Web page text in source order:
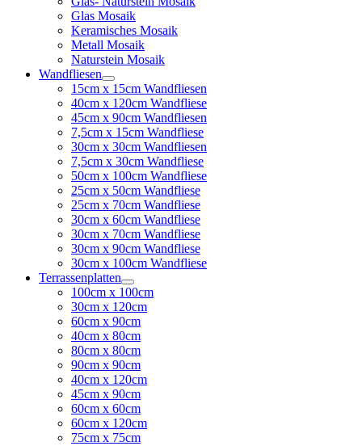
Glas Mosaik
Keramisches Mosaik
Metall Mosaik
Naturstein Mosaik
Wandfliesen
15cm x 15cm Wandfliesen
40cm x 120cm Wandfliese
45cm x 90cm Wandfliesen
7,5cm x 15cm Wandfliese
30cm x 30cm Wandfliesen
7,5cm x 30cm Wandfliese
50cm x 100cm Wandfliese
25cm x 50cm Wandfliese
25cm x 70cm Wandfliese
30cm x 60cm Wandfliese
30cm x 70cm Wandfliese
30cm x 90cm Wandfliese
30cm x 100cm Wandfliese
Terrassenplatten
100cm x 100cm
30cm x 120cm
60cm x 90cm
40cm x 80cm
80cm x 80cm
90cm x 90cm
40cm x 120cm
45cm x 90cm
60cm x 60cm
60cm x 120cm
75cm x 75cm